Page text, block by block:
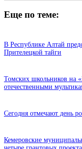
Еще по теме:
В Республике Алтай
Прителецкой тайги
Томских школьников на
отечественными
Сегодня отмечают день
Кемеровские